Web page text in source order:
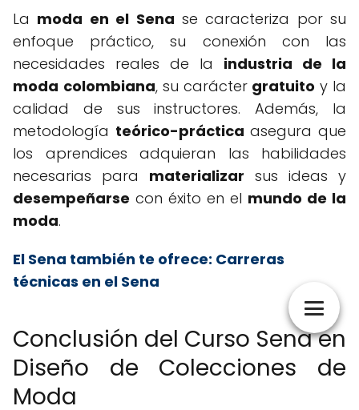
La moda en el Sena se caracteriza por su
enfoque práctico, su conexión con las
necesidades reales de la industria de la
moda colombiana, su carácter gratuito y la
calidad de sus instructores. Además, la
metodología teórico-práctica asegura que
los aprendices adquieran las habilidades
necesarias para materializar sus ideas y
desempeñarse con éxito en el mundo de la
moda.
El Sena también te ofrece: Carreras
técnicas en el Sena
Conclusión del Curso Sena en
Diseño de Colecciones de
Moda